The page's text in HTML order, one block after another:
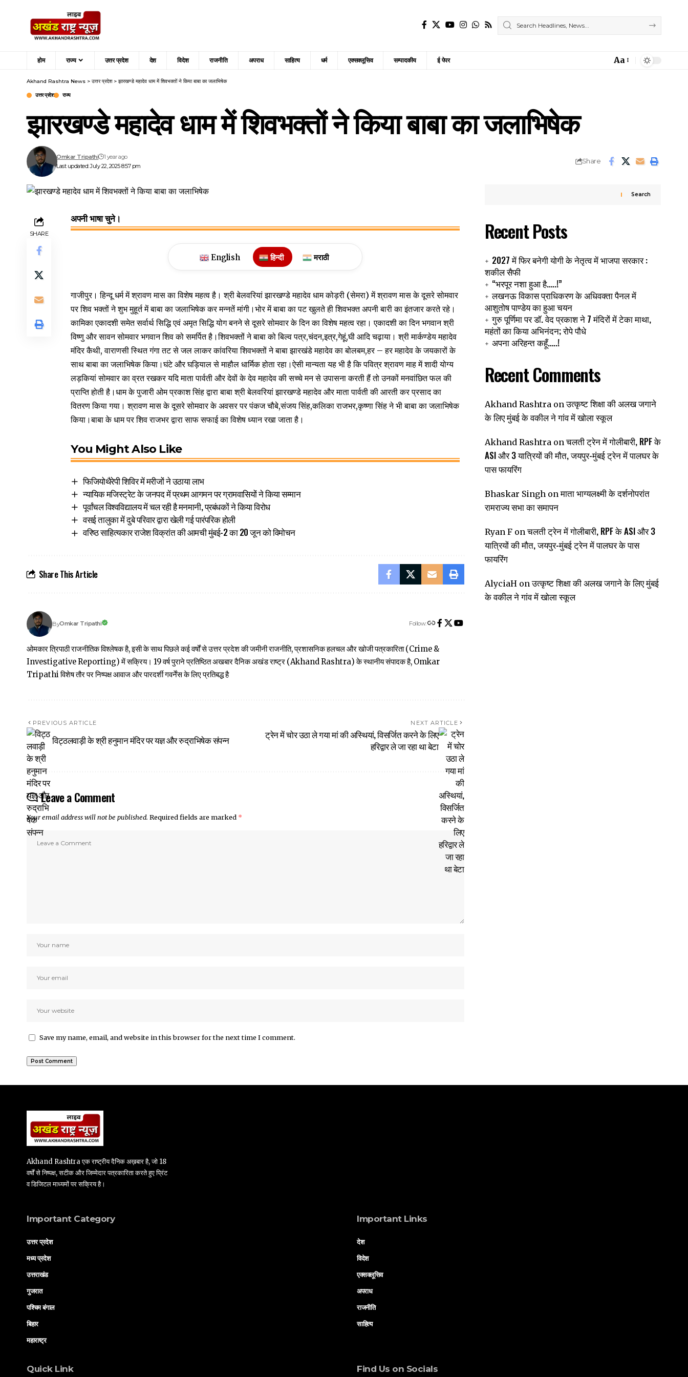
होम राज्य उत्तर प्रदेश देश विदेश राजनीति अपराध साहित्य धर्म एक्सक्लूसिव सम्पादकीय ई पेपर
Font
Aa
Akhand Rashtra News > उत्तर प्रदेश> झारखण्डे महादेव धाम में शिवभक्तों ने किया बाबा का जलाभिषेक
उत्तर प्रदेश राज्य
झारखण्डे महादेव धाम में शिवभक्तों ने किया बाबा का जलाभिषेक
Last updated: July 22, 2025 8:57 pm
Omkar Tripathi 1 year ago
Share
SHARE
अपनी भाषा चुने।
English हिन्दी मराठी
गाजीपुर। हिन्दू धर्म में श्रावण मास का विशेष महत्व है। श्री बेलवरियां झारखण्डे महादेव धाम कोड़री (सेमरा) में श्रावण मास के दूसरे सोमवार
पर शिव भक्तों ने शुभ मुहूर्त में बाबा का जलाभिषेक कर मन्नतें मांगी।भोर में बाबा का पट खुलते ही शिवभक्त अपनी बारी का इंतजार करते रहे।
कामिका एकादशी समेत सर्वार्थ सिद्धि एवं अमृत सिद्धि योग बनने से दूसरे सोमवार के दिन का विशेष महत्व रहा। एकादशी का दिन भगवान श्री
विष्णु और सावन सोमवार भगवान शिव को समर्पित है।शिवभक्तों ने बाबा को बिल्व पत्र,चंदन,इत्र,गेहूं,घी आदि चढ़ाया। श्री मार्कण्डेय महादेव
मंदिर कैथी, वाराणसी स्थित गंगा तट से जल लाकर कांवरिया शिवभक्तों ने बाबा झारखंडे महादेव का बोलबम,हर – हर महादेव के जयकारों के
साथ बाबा का जलाभिषेक किया।घंटे और घड़ियाल से माहौल धार्मिक होता रहा।ऐसी मान्यता यह भी है कि पवित्र श्रावण माह में शादी योग्य
लड़कियां सोमवार का व्रत रखकर यदि माता पार्वती और देवों के देव महादेव की सच्चे मन से उपासना करती हैं तो उनकों मनवांछित फल की
प्राप्ति होती है।धाम के पुजारी ओम प्रकाश सिंह द्वारा बाबा श्री बेलवरियां झारखण्डे महादेव और माता पार्वती की आरती कर प्रसाद का
वितरण किया गया। श्रावण मास के दूसरे सोमवार के अवसर पर पंकज चौबे,संजय सिंह,कलिका राजभर,कृष्णा सिंह ने भी बाबा का जलाभिषेक
किया।बाबा के धाम पर शिव राजभर द्वारा साफ सफाई का विशेष ध्यान रखा जाता है।
You Might Also Like
फिजियोथैरेपी शिविर में मरीजों ने उठाया लाभ
न्यायिक मजिस्ट्रेट के जनपद में प्रथम आगमन पर ग्रामवासियों ने किया सम्मान
पूर्वांचल विश्वविद्यालय में चल रही है मनमानी, प्रबंधकों ने किया विरोध
वसई तालुका में दुबे परिवार द्वारा खेली गई पारंपरिक होली
वरिष्ठ साहित्यकार राजेश विक्रांत की आमची मुंबई-2 का 20 जून को विमोचन
Share This Article
ByOmkar Tripathi Follow:
ओमकार त्रिपाठी राजनीतिक विश्लेषक है, इसी के साथ पिछले कई वर्षों से उत्तर प्रदेश की जमीनी राजनीति, प्रशासनिक हलचल और खोजी पत्रकारिता (Crime &
Investigative Reporting) में सक्रिय। 19 वर्ष पुराने प्रतिष्ठित अखबार दैनिक अखंड राष्ट्र (Akhand Rashtra) के स्थानीय संपादक है, Omkar
Tripathi विशेष तौर पर निष्पक्ष आवाज और पारदर्शी गवर्नेंस के लिए प्रतिबद्ध है
PREVIOUS ARTICLE
विट्ठलवाड़ी के श्री हनुमान मंदिर पर यज्ञ और रुद्राभिषेक संपन्न
NEXT ARTICLE
ट्रेन में चोर उठा ले गया मां की अस्थियां, विसर्जित करने के लिए
हरिद्वार ले जा रहा था बेटा
Leave a Comment
Your email address will not be published. Required fields are marked *
Save my name, email, and website in this browser for the next time I comment.
Search
Recent Posts
2027 में फिर बनेगी योगी के नेतृत्व में भाजपा सरकार :
शकील सैफी
“भरपूर नशा हुआ है…..!”
लखनऊ विकास प्राधिकरण के अधिवक्ता पैनल में
आशुतोष पाण्डेय का हुआ चयन
गुरु पूर्णिमा पर डॉ. वेद प्रकाश ने 7 मंदिरों में टेका माथा,
महंतों का किया अभिनंदन; रोपे पौधे
अपना अरिहन्त कहूँ…..!
Recent Comments
Akhand Rashtra onउत्कृष्ट शिक्षा की अलख जगाने
के लिए मुंबई के वकील ने गांव में खोला स्कूल
Akhand Rashtra onचलती ट्रेन में गोलीबारी, RPF के
ASI और 3 यात्रियों की मौत, जयपुर-मुंबई ट्रेन में पालघर के
पास फायरिंग
Bhaskar Singh onमाता भाग्यलक्ष्मी के दर्शनोपरांत
रामराज्य सभा का समापन
Ryan Fonचलती ट्रेन में गोलीबारी, RPF के ASI और 3
यात्रियों की मौत, जयपुर-मुंबई ट्रेन में पालघर के पास
फायरिंग
AlyciaHonउत्कृष्ट शिक्षा की अलख जगाने के लिए मुंबई
के वकील ने गांव में खोला स्कूल
Akhand Rashtra एक राष्ट्रीय दैनिक अख़बार है, जो 18
वर्षों से निष्पक्ष, सटीक और जिम्मेदार पत्रकारिता करते हुए प्रिंट
व डिजिटल माध्यमों पर सक्रिय है।
Important Category
उत्तर प्रदेश
मध्य प्रदेश
उत्तराखंड
गुजरात
पश्चिम बंगाल
बिहार
महाराष्ट्र
Important Links
देश
विदेश
एक्सक्लूसिव
अपराध
राजनीति
साहित्य
Quick Link Find Us on Socials